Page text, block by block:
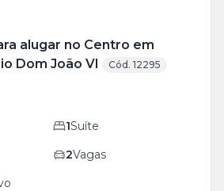
alugar no Centro em
Dom João VI
Cód. 12295
1Suíte
2Vagas